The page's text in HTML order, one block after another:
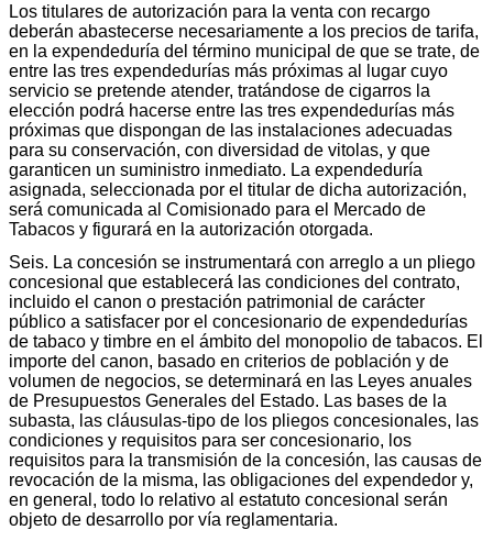
Los titulares de autorización para la venta con recargo
deberán abastecerse necesariamente a los precios de tarifa,
en la expendeduría del término municipal de que se trate, de
entre las tres expendedurías más próximas al lugar cuyo
servicio se pretende atender, tratándose de cigarros la
elección podrá hacerse entre las tres expendedurías más
próximas que dispongan de las instalaciones adecuadas
para su conservación, con diversidad de vitolas, y que
garanticen un suministro inmediato. La expendeduría
asignada, seleccionada por el titular de dicha autorización,
será comunicada al Comisionado para el Mercado de
Tabacos y figurará en la autorización otorgada.
Seis. La concesión se instrumentará con arreglo a un pliego
concesional que establecerá las condiciones del contrato,
incluido el canon o prestación patrimonial de carácter
público a satisfacer por el concesionario de expendedurías
de tabaco y timbre en el ámbito del monopolio de tabacos. El
importe del canon, basado en criterios de población y de
volumen de negocios, se determinará en las Leyes anuales
de Presupuestos Generales del Estado. Las bases de la
subasta, las cláusulas-tipo de los pliegos concesionales, las
condiciones y requisitos para ser concesionario, los
requisitos para la transmisión de la concesión, las causas de
revocación de la misma, las obligaciones del expendedor y,
en general, todo lo relativo al estatuto concesional serán
objeto de desarrollo por vía reglamentaria.